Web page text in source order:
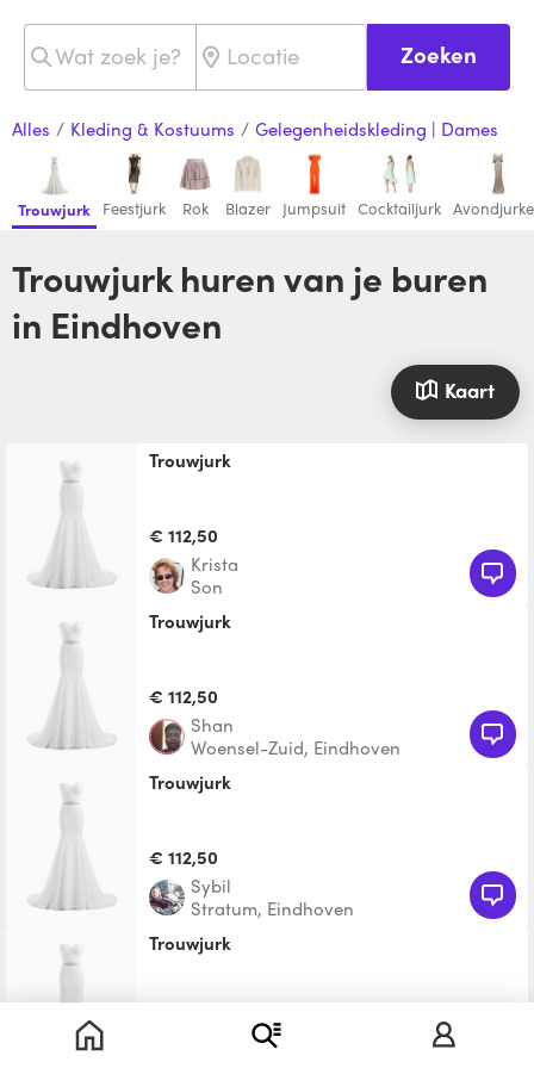
Zoeken
Alles / Kleding & Kostuums / Gelegenheidskleding | Dames
Trouwjurk Feestjurk Rok Blazer Jumpsuit Cocktailjurk
Trouwjurk huren van je buren
in Eindhoven
Kaart
trouwjurk
€ 112,50
Krista
Son
trouwjurk
€ 112,50
Shan
Woensel-Zuid, Eindhoven
trouwjurk
€ 112,50
Sybil
Stratum, Eindhoven
trouwjurk